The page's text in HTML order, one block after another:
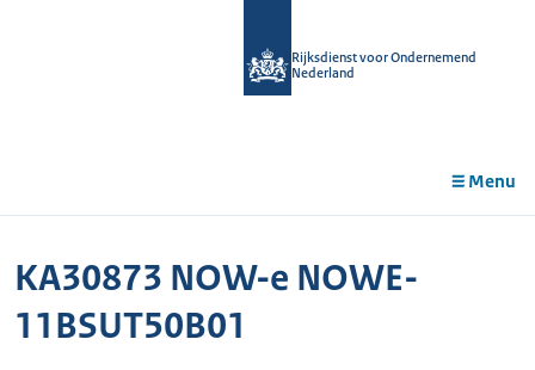
Rijksdienst voor Ondernemend
Nederland
Menu
KA30873 NOW-e NOWE-
11BSUT50B01